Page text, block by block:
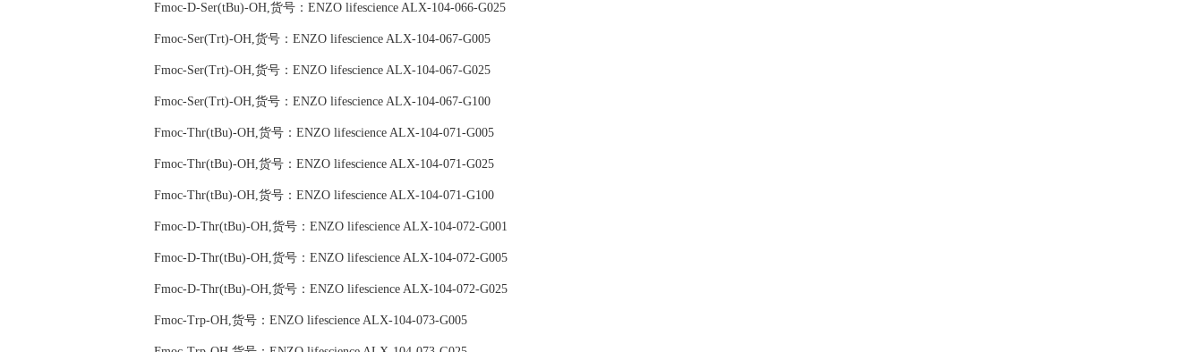
Fmoc-D-Ser(tBu)-OH,货号：ENZO lifescience ALX-104-066-G025
Fmoc-Ser(Trt)-OH,货号：ENZO lifescience ALX-104-067-G005
Fmoc-Ser(Trt)-OH,货号：ENZO lifescience ALX-104-067-G025
Fmoc-Ser(Trt)-OH,货号：ENZO lifescience ALX-104-067-G100
Fmoc-Thr(tBu)-OH,货号：ENZO lifescience ALX-104-071-G005
Fmoc-Thr(tBu)-OH,货号：ENZO lifescience ALX-104-071-G025
Fmoc-Thr(tBu)-OH,货号：ENZO lifescience ALX-104-071-G100
Fmoc-D-Thr(tBu)-OH,货号：ENZO lifescience ALX-104-072-G001
Fmoc-D-Thr(tBu)-OH,货号：ENZO lifescience ALX-104-072-G005
Fmoc-D-Thr(tBu)-OH,货号：ENZO lifescience ALX-104-072-G025
Fmoc-Trp-OH,货号：ENZO lifescience ALX-104-073-G005